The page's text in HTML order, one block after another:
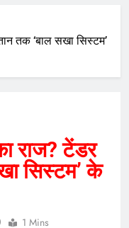
तक ‘बाल सखा सिस्टम’
राज? टेंडर
सिस्टम’ के
1 Mins